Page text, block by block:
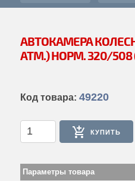
Механизмы управления
Дополнительное
Водительский инструмент
Навеска
Оперение
Платформа
АВТОКАМЕРА
АТМ.) НОРМ. 320/508
Код товара: 49220
КУПИТЬ
Параметры товара